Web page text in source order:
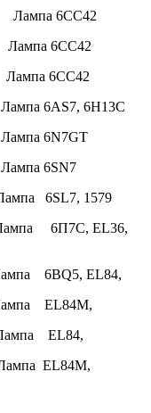
6СС42
6СС42
6СС42
6H13C
6SN7
1579
EL36,
EL84,
EL84M,
EL84,
EL84M,